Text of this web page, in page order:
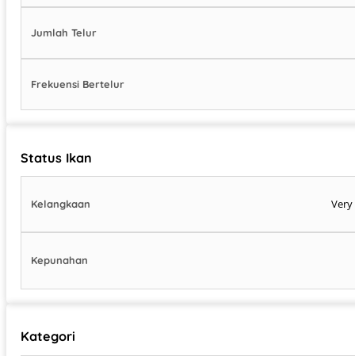
Jumlah Telur
Frekuensi Bertelur
Status Ikan
Kelangkaan Very
Kepunahan
Kategori